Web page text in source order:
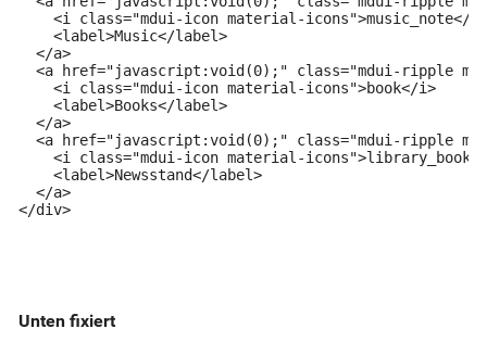
    <i class="mdui-icon material-icons">music_note</i>
    <label>Music</label>
  </a>
<a href="javascript:void(0);" class="mdui-ripple
    <i class="mdui-icon material-icons">book</i>
    <label>Books</label>
  </a>
<a href="javascript:void(0);" class="mdui-ripple
<i class="mdui-icon material-
    <label>Newsstand</label>
  </a>
</div>
Unten fixiert